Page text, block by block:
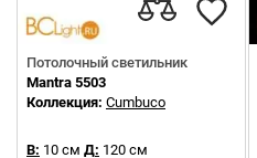
Потолочный светильник
Mantra 5503
Коллекция: Cumbuco
В: 10 см Д: 120 см